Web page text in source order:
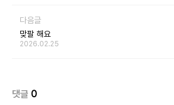
다음글
맞팔 해요
2026.02.25
댓글 0